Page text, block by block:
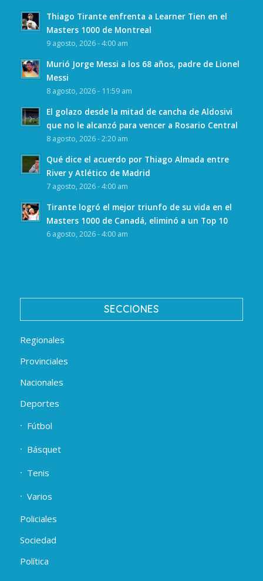
Thiago Tirante enfrenta a Learner Tien en el
Masters 1000 de Montreal
9 agosto, 2026 - 4:00 am
Murió Jorge Messi a los 68 años, padre de Lionel
Messi
8 agosto, 2026 - 11:59 am
El golazo desde la mitad de cancha de Aldosivi
que no le alcanzó para vencer a Rosario Central
8 agosto, 2026 - 2:20 am
Qué dice el acuerdo por Thiago Almada entre
River y Atlético de Madrid
7 agosto, 2026 - 4:00 am
Tirante logró el mejor triunfo de su vida en el
Masters 1000 de Canadá, eliminó a un Top 10
6 agosto, 2026 - 4:00 am
SECCIONES
Regionales
Provinciales
Nacionales
Deportes
Fútbol
Básquet
Tenis
Varios
Policiales
Sociedad
Política